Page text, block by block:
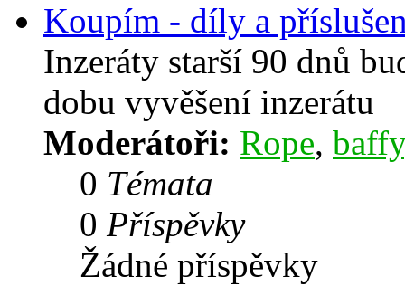
Koupím - díly a
Inzeráty starší 90 dnů
dobu vyvěšení inzerátu
Moderátoři: Rope, baffy
0 Témata
0 Příspěvky
Žádné příspěvky